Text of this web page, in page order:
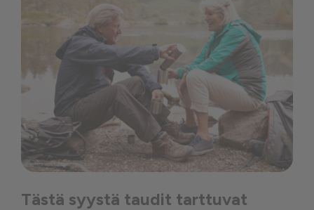
Tästä syystä taudit tarttuvat